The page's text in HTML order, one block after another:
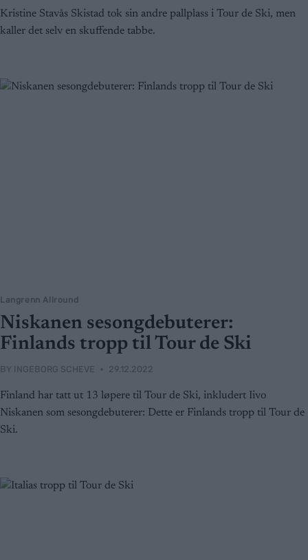
Kristine Stavås Skistad tok sin andre pallplass i Tour de Ski, men
kaller det selv en skuffende tabbe.
Langrenn Allround
Niskanen sesongdebuterer:
Finlands tropp til Tour de Ski
BY INGEBORG SCHEVE 29.12.2022
Finland har tatt ut 13 løpere til Tour de Ski, inkludert Iivo
Niskanen som sesongdebuterer: Dette er Finlands tropp til Tour de
Ski.